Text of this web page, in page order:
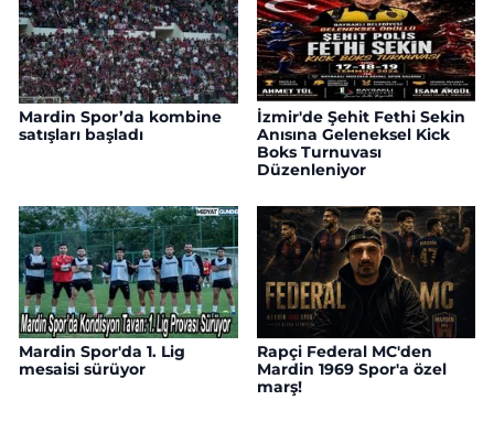
Mardin Spor’da kombine
satışları başladı
İzmir'de Şehit Fethi Sekin
Anısına Geleneksel Kick
Boks Turnuvası
Düzenleniyor
Mardin Spor'da 1. Lig
mesaisi sürüyor
Rapçi Federal MC'den
Mardin 1969 Spor'a özel
marş!